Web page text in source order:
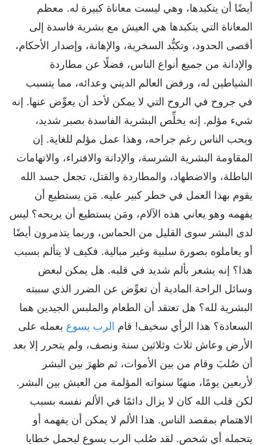
أيضًا أن يتكبدها، وهي ليست معاناة كبيرة له. معظم
المعاناة التي يتكبدها هي العيش مع بشرية فاسدة إلى
أقصى الحدود، وتكبُّد السخرية، والإهانة، وإصدار الأحكام،
والإدانة من جميع أنواع الناس، فضلًا عن مطاردة
الشياطين له، ورفض العالم الديني وعدائه، مما يتسبب
في جروح في الروح التي لا يمكن لأحد أن يعوِّض عنها. إنه
شيء مؤلم. إنه يخلِّص البشرية الفاسدة بصبر شديد،
ويحب الناس رغم جراحه، وهذا عمل مؤلم للغاية. إن
المقاومة البشرية الشرسة، والإدانة والافتراء، والاتهامات
الباطلة، والاضطهاد، والمطاردة والقتل، تجعل جسد الله
يقوم بهذا العمل في خطر كبير عليه. مَن يستطيع أن
يفهمه وهو يعاني هذه الآلام، ومَن يستطيع أن يريحه؟ ليس
لدى البشر سوى القليل من الحماس، وربما يتذمرون أيضًا
أو يعاملوه بصورة سلبية وغير مبالية. فكيف لا يتألم بسبب
هذا؟ إنه يشعر بألم شديد في قلبه. هل يمكن لبعض
وسائل الراحة المادية أن تعوِّض عن الضرر الذي سببته
البشرية لله؟ هل تعتقد أن الطعام والملبس الجيدين هما
السعادة؟ هذا الرأي سخيف! قام الرب يسوع بعمله على
الأرض وعاش ثلاث وثلاثين سنة ونصف، ولم يتحرر إلا بعد
أن صُلبَ وقام من بين الأموات، ثم ظهرَ بين البشر
لأربعين يومًا، منهيًا سنواته المؤلمة من العيش بين البشر.
لكن قلب الله كان لا يزال دائمًا في الألم نفسه بسبب
الاهتمام بمقصد الناس. هذا الألم لا يمكن أن يفهمه أو
يتحمله أي شخص. لقد صُلب الرب يسوع ليحمل خطايا